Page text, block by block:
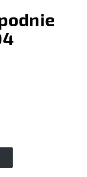
płatności